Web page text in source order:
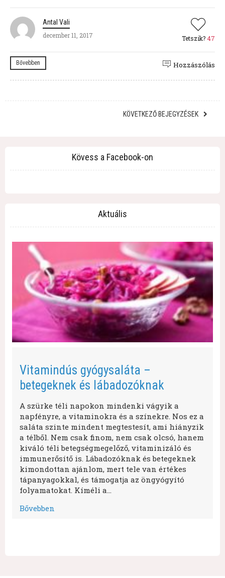
Antal Vali
december 11, 2017
Tetszik?47
Bővebben Hozzászólás
KÖVETKEZŐ BEJEGYZÉSEK
Kövess a Facebook-on
Aktuális
Vitamindús gyógysaláta –
betegeknek és lábadozóknak
A szürke téli napokon mindenki vágyik a
napfényre, a vitaminokra és a színekre. Nos ez a
saláta szinte mindent megtestesít, ami hiányzik
a télből. Nem csak finom, nem csak olcsó, hanem
kiváló téli betegségmegelőző, vitaminizáló és
immunerősítő is. Lábadozóknak és betegeknek
kimondottan ajánlom, mert tele van értékes
tápanyagokkal, és támogatja az öngyógyító
folyamatokat. Kíméli a…
Bővebben